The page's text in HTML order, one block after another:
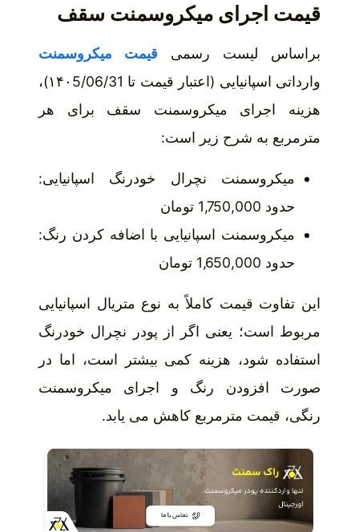
قیمت اجرای میکروسمنت سقف
براساس لیست رسمی قیمت میکروسمنت
وارداتی اسپانیایی (اعتبار قیمت تا ۱۴۰5/06/31)،
هزینه اجرای میکروسمنت سقف برای هر
مترمربع به شرح زیر است:
میکروسمنت نچرال خودرنگ اسپانیایی:
حدود 1,750,000 تومان
میکروسمنت اسپانیایی با اضافه کردن رنگ:
حدود 1,650,000 تومان
این تفاوت قیمت کاملاً به نوع متریال اسپانیایی
مربوط است؛ یعنی اگر از پودر نچرال خودرنگ
استفاده شود، هزینه کمی بیشتر است، اما در
صورت افزودن رنگ و اجرای میکروسمنت
رنگی، قیمت مترمربع کاهش می یابد.